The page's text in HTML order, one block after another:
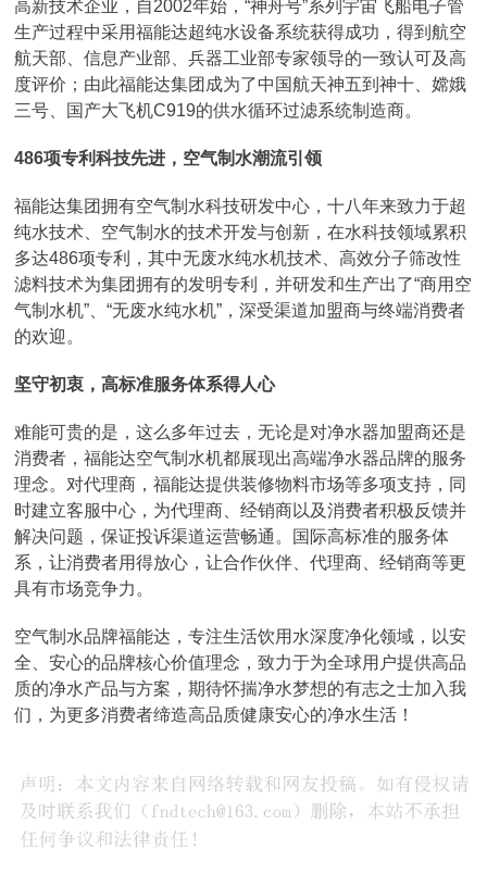
高新技术企业，自2002年始，“神舟号”系列宇宙飞船电子管
生产过程中采用福能达超纯水设备系统获得成功，得到航空
航天部、信息产业部、兵器工业部专家领导的一致认可及高
度评价；由此福能达集团成为了中国航天神五到神十、嫦娥
三号、国产大飞机C919的供水循环过滤系统制造商。
486项专利科技先进，空气制水潮流引领
福能达集团拥有空气制水科技研发中心，十八年来致力于超
纯水技术、空气制水的技术开发与创新，在水科技领域累积
多达486项专利，其中无废水纯水机技术、高效分子筛改性
滤料技术为集团拥有的发明专利，并研发和生产出了“商用空
气制水机”、“无废水纯水机”，深受渠道加盟商与终端消费者
的欢迎。
坚守初衷，高标准服务体系得人心
难能可贵的是，这么多年过去，无论是对净水器加盟商还是
消费者，福能达空气制水机都展现出高端净水器品牌的服务
理念。对代理商，福能达提供装修物料市场等多项支持，同
时建立客服中心，为代理商、经销商以及消费者积极反馈并
解决问题，保证投诉渠道运营畅通。国际高标准的服务体
系，让消费者用得放心，让合作伙伴、代理商、经销商等更
具有市场竞争力。
空气制水品牌福能达，专注生活饮用水深度净化领域，以安
全、安心的品牌核心价值理念，致力于为全球用户提供高品
质的净水产品与方案，期待怀揣净水梦想的有志之士加入我
们，为更多消费者缔造高品质健康安心的净水生活！